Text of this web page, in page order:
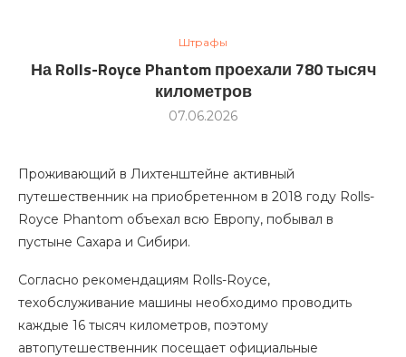
Штрафы
На Rolls-Royce Phantom проехали 780 тысяч
километров
07.06.2026
Проживающий в Лихтенштейне активный
путешественник на приобретенном в 2018 году Rolls-
Royce Phantom объехал всю Европу, побывал в
пустыне Сахара и Сибири.
Согласно рекомендациям Rolls-Royce,
техобслуживание машины необходимо проводить
каждые 16 тысяч километров, поэтому
автопутешественник посещает официальные